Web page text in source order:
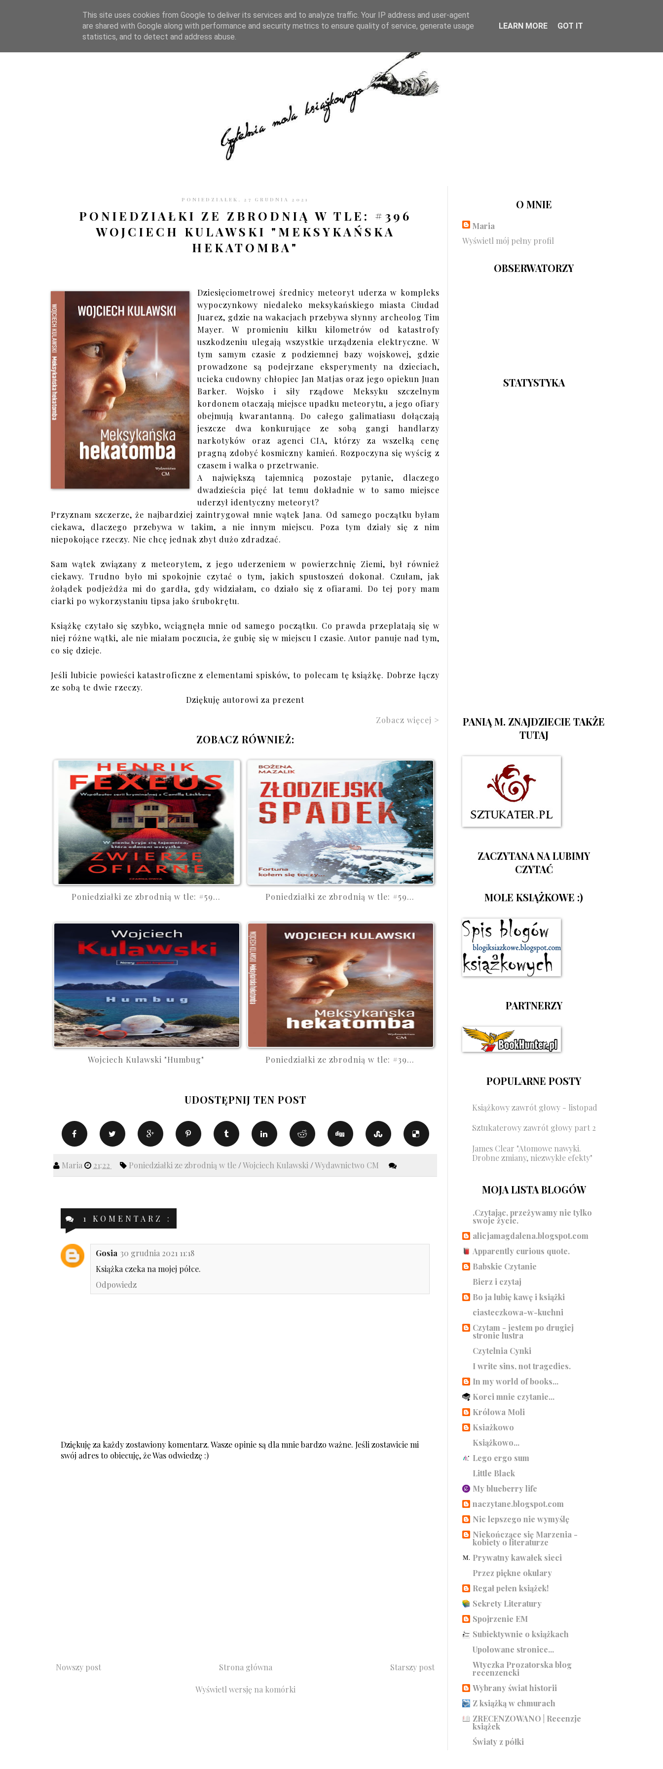
STRONA GŁÓWNA WSPÓŁPRACA RECENZJE O STRONIE KONTAKT CZYTELNIA PO GODZINACH
PONIEDZIAŁEK, 27 GRUDNIA 2021
PONIEDZIAŁKI ZE ZBRODNIĄ W TLE: #396
WOJCIECH KULAWSKI "MEKSYKAŃSKA
HEKATOMBA"
Dziesięciometrowej średnicy meteoryt uderza w kompleks
wypoczynkowy niedaleko meksykańskiego miasta Ciudad
Juarez, gdzie na wakacjach przebywa słynny archeolog Tim
Mayer. W promieniu kilku kilometrów od katastrofy
uszkodzeniu ulegają wszystkie urządzenia elektryczne. W
tym samym czasie z podziemnej bazy wojskowej, gdzie
prowadzone są podejrzane eksperymenty na dzieciach,
ucieka cudowny chłopiec Jan Matjas oraz jego opiekun Juan
Barker. Wojsko i siły rządowe Meksyku szczelnym
kordonem otaczają miejsce upadku meteorytu, a jego ofiary
obejmują kwarantanną. Do całego galimatiasu dołączają
jeszcze dwa konkurujące ze sobą gangi handlarzy
narkotyków oraz agenci CIA, którzy za wszelką cenę
pragną zdobyć kosmiczny kamień. Rozpoczyna się wyścig z
czasem i walka o przetrwanie.
A największą tajemnicą pozostaje pytanie, dlaczego
dwadzieścia pięć lat temu dokładnie w to samo miejsce
uderzył identyczny meteoryt?
Przyznam szczerze, że najbardziej zaintrygował mnie wątek Jana. Od samego początku byłam
ciekawa, dlaczego przebywa w takim, a nie innym miejscu. Poza tym działy się z nim
niepokojące rzeczy. Nie chcę jednak zbyt dużo zdradzać.
Sam wątek związany z meteorytem, z jego uderzeniem w powierzchnię Ziemi, był również
ciekawy. Trudno było mi spokojnie czytać o tym, jakich spustoszeń dokonał. Czułam, jak
żołądek podjeżdża mi do gardła, gdy widziałam, co działo się z ofiarami. Do tej pory mam
ciarki po wykorzystaniu tipsa jako śrubokrętu.
Książkę czytało się szybko, wciągnęła mnie od samego początku. Co prawda przeplatają się w
niej różne wątki, ale nie miałam poczucia, że gubię się w miejscu I czasie. Autor panuje nad tym,
co się dzieje.
Jeśli lubicie powieści katastroficzne z elementami spisków, to polecam tę książkę. Dobrze łączy
ze sobą te dwie rzeczy.
Dziękuję autorowi za prezent
Zobacz więcej >
ZOBACZ RÓWNIEŻ:
Poniedziałki ze zbrodnią w tle: #59... Poniedziałki ze zbrodnią w tle: #59...
Wojciech Kulawski "Humbug" Poniedziałki ze zbrodnią w tle: #39...
UDOSTĘPNIJ TEN POST
Maria 21:22 Poniedziałki ze zbrodnią w tle /Wojciech Kulawski /Wydawnictwo CM
1 KOMENTARZ :
Gosia 30 grudnia 2021 11:18
Książka czeka na mojej półce.
Odpowiedz
Dziękuję za każdy zostawiony komentarz. Wasze opinie są dla mnie bardzo ważne. Jeśli zostawicie mi
swój adres to obiecuję, że Was odwiedzę :)
Nowszy post Starszy post
Strona główna
Wyświetl wersję na komórki
O MNIE
Maria
Wyświetl mój pełny profil
OBSERWATORZY
STATYSTYKA
PANIĄ M. ZNAJDZIECIE TAKŻE
TUTAJ
ZACZYTANA NA LUBIMY
CZYTAĆ
MOLE KSIĄŻKOWE :)
PARTNERZY
POPULARNE POSTY
Książkowy zawrót głowy - listopad
Sztukaterowy zawrót głowy part 2
James Clear "Atomowe nawyki.
Drobne zmiany, niezwykłe efekty"
MOJA LISTA BLOGÓW
.Czytając, przeżywamy nie tylko
swoje życie.
alicjamagdalena.blogspot.com
Apparently curious quote.
Babskie Czytanie
Bierz i czytaj
Bo ja lubię kawę i książki
ciasteczkowa-w-kuchni
Czytam - jestem po drugiej
stronie lustra
Czytelnia Cynki
I write sins, not tragedies.
In my world of books...
Korci mnie czytanie...
Królowa Moli
Ksiażkowo
Książkowo...
Lego ergo sum
Little Black
My blueberry life
naczytane.blogspot.com
Nic lepszego nie wymyślę
Niekończące się Marzenia -
kobiety o literaturze
Prywatny kawałek sieci
Przez piękne okulary
Regał pełen książek!
Sekrety Literatury
Spojrzenie EM
Subiektywnie o książkach
Upolowane stronice...
Wtyczka Prozatorska blog
recenzencki
Wybrany świat historii
Z książką w chmurach
ZRECENZOWANO | Recenzje
książek
Światy z półki
This site uses cookies from Google to deliver its services and to analyze traffic. Your IP address and user-agent
are shared with Google along with performance and security metrics to ensure quality of service, generate usage
statistics, and to detect and address abuse.
LEARN MORE GOT IT